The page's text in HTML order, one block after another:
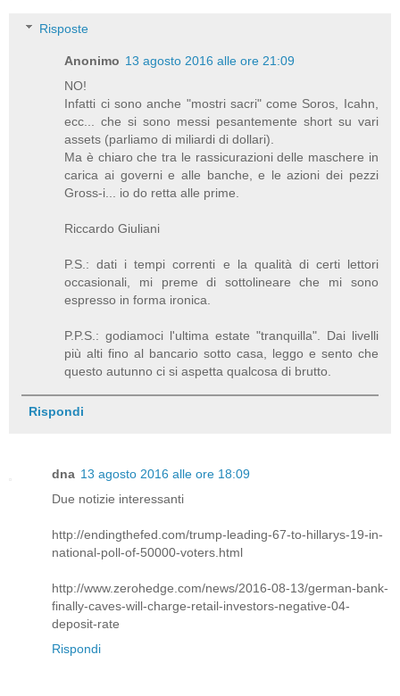
Risposte
Anonimo 13 agosto 2016 alle ore 21:09
NO!
Infatti ci sono anche "mostri sacri" come Soros, Icahn,
ecc... che si sono messi pesantemente short su vari
assets (parliamo di miliardi di dollari).
Ma è chiaro che tra le rassicurazioni delle maschere in
carica ai governi e alle banche, e le azioni dei pezzi
Gross-i... io do retta alle prime.
Riccardo Giuliani
P.S.: dati i tempi correnti e la qualità di certi lettori
occasionali, mi preme di sottolineare che mi sono
espresso in forma ironica.
P.P.S.: godiamoci l'ultima estate "tranquilla". Dai livelli
più alti fino al bancario sotto casa, leggo e sento che
questo autunno ci si aspetta qualcosa di brutto.
Rispondi
dna 13 agosto 2016 alle ore 18:09
Due notizie interessanti
http://endingthefed.com/trump-leading-67-to-hillarys-19-in-
national-poll-of-50000-voters.html
http://www.zerohedge.com/news/2016-08-13/german-bank-
finally-caves-will-charge-retail-investors-negative-04-
deposit-rate
Rispondi